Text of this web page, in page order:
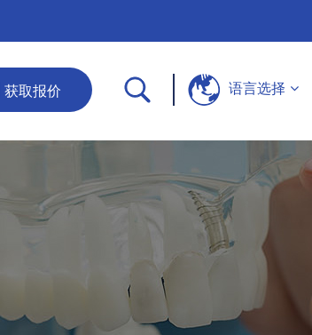
获取报价 语言选择